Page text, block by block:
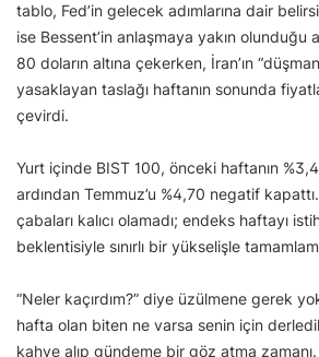
tablo, Fed’in gelecek adımlarına dair
ise Bessent’in anlaşmaya yakın olunduğu
80 doların altına çekerken, İran’ın
yasaklayan taslağı haftanın sonunda
çevirdi.
Yurt içinde BIST 100, önceki haftanın
ardından Temmuz’u %4,70 negatif
çabaları kalıcı olamadı; endeks haftayı
beklentisiyle sınırlı bir yükselişle
“Neler kaçırdım?” diye üzülmene gerek
hafta olan biten ne varsa senin için
kahve alıp gündeme bir göz atma zamanı.